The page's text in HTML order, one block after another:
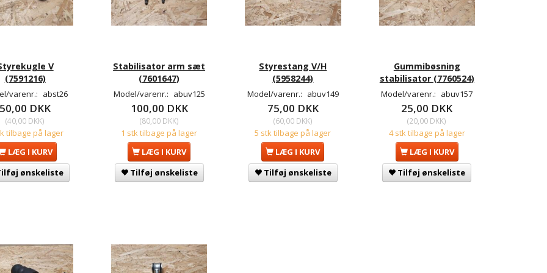
V
(7591216)
varenr.: abst26
50,00 DKK
(40,00 DKK)
tilbage på lager
LÆG I KURV
ønskeliste
Stabilisator arm sæt
(7601647)
Model/varenr.: abuv125
100,00 DKK
(80,00 DKK)
1 stk tilbage på lager
LÆG I KURV
Tilføj ønskeliste
Styrestang V/H
(5958244)
Model/varenr.: abuv149
75,00 DKK
(60,00 DKK)
5 stk tilbage på lager
LÆG I KURV
Tilføj ønskeliste
Gummibøsning
stabilisator (7760524)
Model/varenr.: abuv157
25,00 DKK
(20,00 DKK)
4 stk tilbage på lager
LÆG I KURV
Tilføj ønskeliste